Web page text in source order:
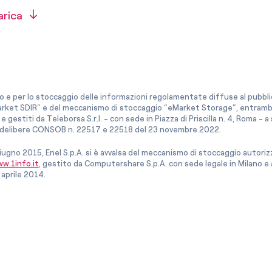
e per lo stoccaggio delle informazioni regolamentate diffuse al
SDIR” e del meccanismo di stoccaggio “eMarket Storage”,
gestiti da Teleborsa S.r.l. - con sede in Piazza di Priscilla n. 4, Roma -
CONSOB n. 22517 e 22518 del 23 novembre 2022.
2015, Enel S.p.A. si è avvalsa del meccanismo di stoccaggio
, gestito da Computershare S.p.A. con sede legale in Milano
2014.